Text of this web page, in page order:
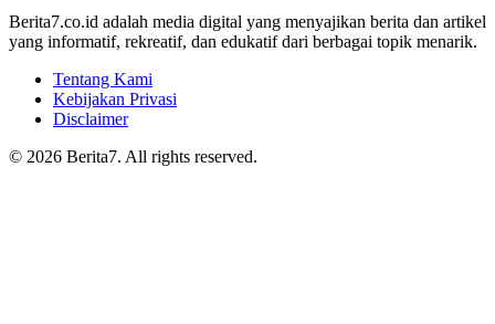
Berita7.co.id adalah media digital yang menyajikan berita dan artikel
yang informatif, rekreatif, dan edukatif dari berbagai topik menarik.
Tentang Kami
Kebijakan Privasi
Disclaimer
© 2026 Berita7. All rights reserved.